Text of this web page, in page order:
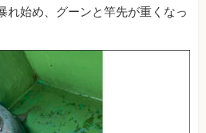
れ始め、グーンと竿先が重くなっ